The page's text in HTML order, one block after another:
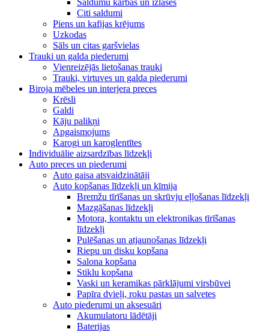
Saldumu kārbas un izlases
Citi saldumi
Piens un kafijas krējums
Uzkodas
Sāls un citas garšvielas
Trauki un galda piederumi
Vienreizējās lietošanas trauki
Trauki, virtuves un galda piederumi
Biroja mēbeles un interjera preces
Krēsli
Galdi
Kāju palikņi
Apgaismojums
Karogi un karoglentītes
Individuālie aizsardzības līdzekļi
Auto preces un piederumi
Auto gaisa atsvaidzinātāji
Auto kopšanas līdzekļi un ķīmija
Bremžu tīrīšanas un skrūvju eļļošanas līdzekļi
Mazgāšanas līdzekļi
Motora, kontaktu un elektronikas tīrīšanas
līdzekļi
Pulēšanas un atjaunošanas līdzekļi
Riepu un disku kopšana
Salona kopšana
Stiklu kopšana
Vaski un keramikas pārklājumi virsbūvei
Papīra dvieļi, roku pastas un salvetes
Auto piederumi un aksesuāri
Akumulatoru lādētāji
Baterijas